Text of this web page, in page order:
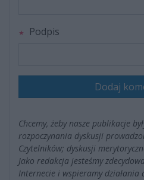
Podpis
Dodaj
Chcemy, żeby nasze publikacje
rozpoczynania dyskusji
Czytelników; dyskusji
Jako redakcja jesteśmy
Internecie i wspieramy działania